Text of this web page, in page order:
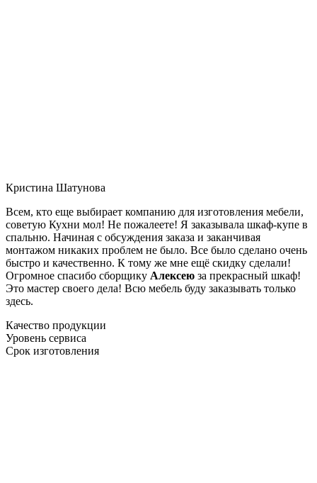
Кристина Шатунова
Всем, кто еще выбирает компанию для изготовления мебели,
советую Кухни мол! Не пожалеете! Я заказывала шкаф-купе в
спальню. Начиная с обсуждения заказа и заканчивая
монтажом никаких проблем не было. Все было сделано очень
быстро и качественно. К тому же мне ещё скидку сделали!
Огромное спасибо сборщику Алексею за прекрасный шкаф!
Это мастер своего дела! Всю мебель буду заказывать только
здесь.
Качество продукции
Уровень сервиса
Срок изготовления